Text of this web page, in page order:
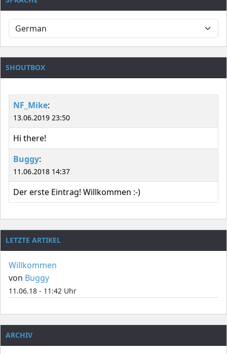
SHOUTBOX
NF_Mike:
13.06.2019 23:50
Hi there!
Buggy:
11.06.2018 14:37
Der erste Eintrag! Willkommen :-)
LETZTE ARTIKEL
Willkommen
von Buggy
11.06.18 - 11:42 Uhr
ARCHIV